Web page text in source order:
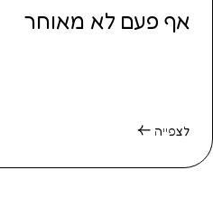
אף פעם לא מאוחר
לצפייה